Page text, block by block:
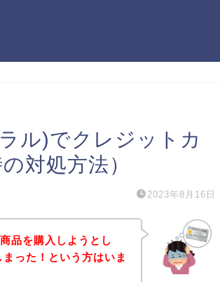
ル)でクレジットカ
対処方法）
2023年8月16日
品を購入しようとし
った！という方はいま